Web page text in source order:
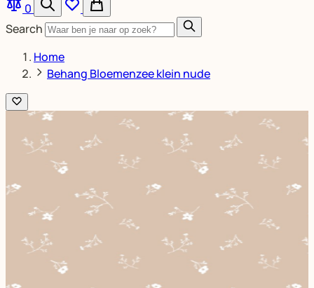
0
Search
Home
Behang Bloemenzee klein nude